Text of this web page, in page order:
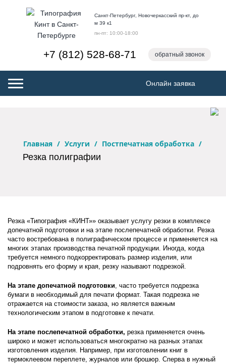
Санкт-Петербург, Новочеркасский пр-кт, до
м 39 к1
пн-пт: 10:00-18:00
+7 (812) 528-68-71 обратный звонок
Toggle
navigation
Онлайн заявка
Главная / Услуги / Постпечатная обработка /
Резка полиграфии
Резка «Типография «КИНТ»» оказывает услугу резки в комплексе
допечатной подготовки и на этапе послепечатной обработки. Резка
часто востребована в полиграфическом процессе и применяется на
многих этапах производства печатной продукции. Иногда, когда
требуется немного подкорректировать размер изделия, или
подровнять его форму и края, резку называют подрезкой.
На этапе допечатной подготовки, часто требуется подрезка
бумаги в необходимый для печати формат. Такая подрезка не
отражается на стоимости заказа, но является важным
технологическим этапом в подготовке к печати.
На этапе послепечатной обработки, резка применяется очень
широко и может использоваться многократно на разных этапах
изготовления изделия. Например, при изготовлении книг в
термоклеевом переплете, журналов или брошюр. Сперва в нужный